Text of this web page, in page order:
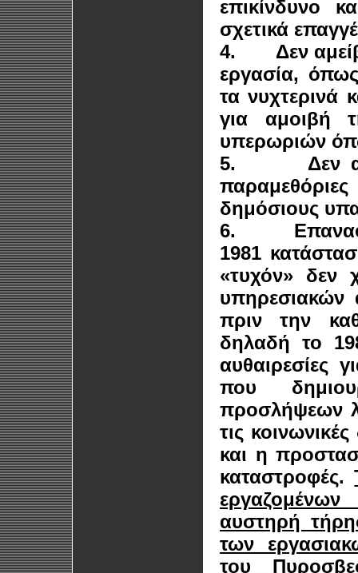
επικίνδυνο
σχετικά
4.
Δεν
εργασία,
τα νυχτερινά
για αμοιβή
υπερωριών
5.
Δεν
δημόσιους
6.
1981
«τυχόν» δεν
υπηρεσιακών
πριν την
δηλαδή το
αυθαιρεσίες
που
προσλήψεων
τις
και η
καταστροφές.
αυστηρή
των
του